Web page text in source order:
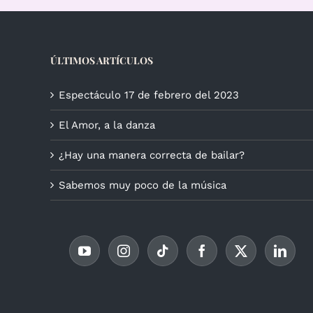
ÚLTIMOS ARTÍCULOS
Espectáculo 17 de febrero del 2023
El Amor, a la danza
¿Hay una manera correcta de bailar?
Sabemos muy poco de la música